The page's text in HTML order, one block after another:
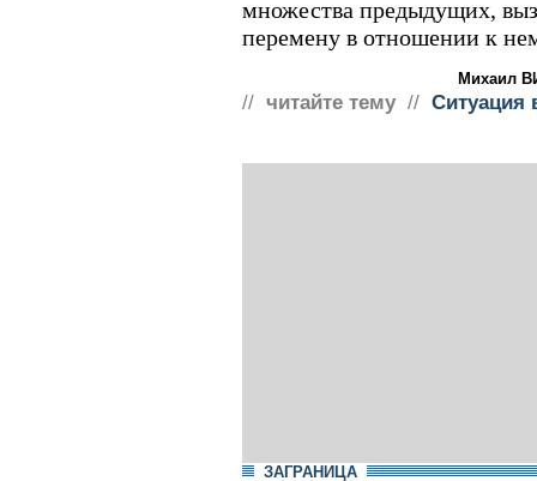
множества предыдущих,
перемену в отношении к
Михаил
// читайте тему // Ситуация
ЗАГРАНИЦА